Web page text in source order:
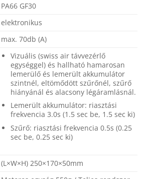
PA66 GF30
elektronikus
max. 70db (A)
Vizuális (swiss air távvezérlő
egységgel) és hallható hamarosan
lemerülő és lemerült akkumulátor
szintnél, eltömődött szűrőnél, szűrő
hiányánál és alacsony légáramlásnál.
Lemerült akkumulátor: riasztási
frekvencia 3.0s (1.5 sec be, 1.5 sec ki)
Szűrő: riasztási frekvencia 0.5s (0.25
sec be, 0.25 sec ki)
(L×W×H) 250×170×50mm